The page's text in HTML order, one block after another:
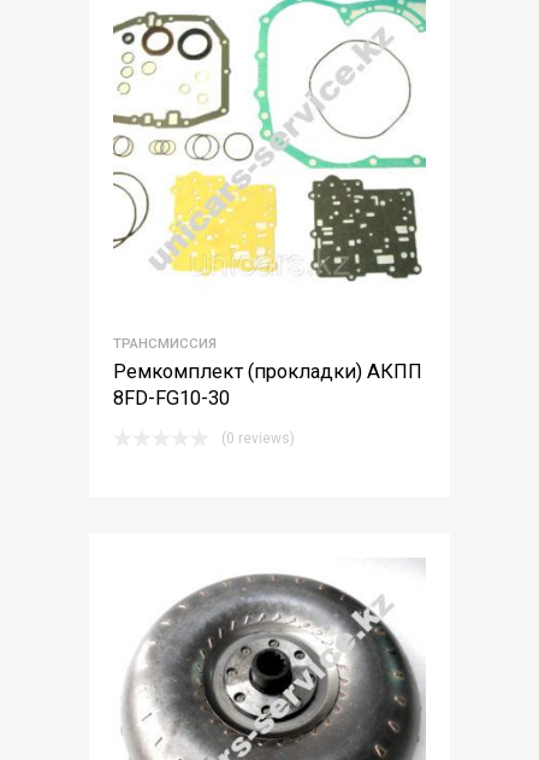
ТРАНСМИССИЯ
Ремкомплект (прокладки) АКПП
8FD-FG10-30
(0 reviews)